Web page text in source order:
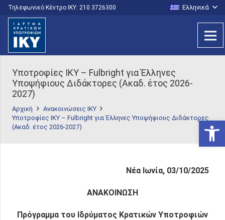
Τηλεφωνικό Κέντρο IKY: 210 3726300 Ελληνικά
Υποτροφίες ΙΚΥ – Fulbright για Έλληνες
Υποψήφιους Διδάκτορες (Ακαδ. έτος 2026-
2027)
Αρχική
Ανακοινώσεις ΙΚΥ
Υποτροφίες ΙΚΥ – Fulbright για Έλληνες Υποψήφιους Διδάκτορες
(Ακαδ. έτος 2026-2027)
Νέα Ιωνία, 03/10/2025
ΑΝΑΚΟΙΝΩΣΗ
Πρόγραμμα του Ιδρύματος Κρατικών Υποτροφιών